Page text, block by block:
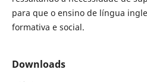
para que o ensino de língua
formativa e social.
Downloads